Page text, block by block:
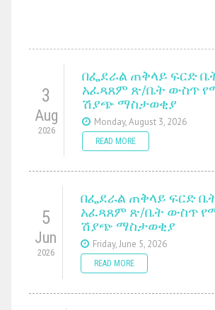
3
Aug
2026
በፌደራል ጠቅላይ ፍርድ
አፈጻጸም ጽ/ቤት ውስጥ
ሽያጭ ማስታወቂያ
Monday, August 3, 2026
READ MORE
5
Jun
2026
በፌደራል ጠቅላይ ፍርድ
አፈጻጸም ጽ/ቤት ውስጥ
ሽያጭ ማስታወቂያ
Friday, June 5, 2026
READ MORE